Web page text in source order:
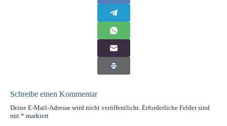
Schreibe einen Kommentar
Deine E-Mail-Adresse wird nicht veröffentlicht. Erforderliche Felder sind
mit * markiert